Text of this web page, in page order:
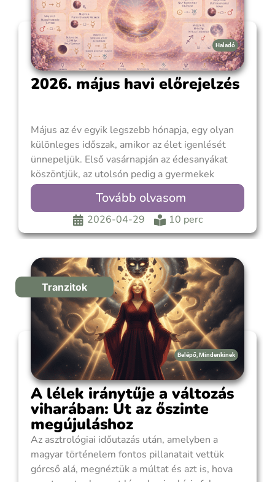
Haladó
2026. május havi előrejelzés
Május az év egyik legszebb hónapja, egy olyan
különleges időszak, amikor az élet igenlését
ünnepeljük. Első vasárnapján az édesanyákat
köszöntjük, az utolsón pedig a gyermekek
őszinte öröme tölti meg a napjainkat. Az idei
május nem igazán halkan érkezik, ugyanis egy
rendkívül intenzív Skorpió Teliholddal indítunk,
ami azonnal a mélyvízbe
Tovább olvasom
2026-04-29 10 perc
Tranzitok
Belépő Mindenkinek
A lélek iránytűje a változás
viharában: Út az őszinte
megújuláshoz
Az asztrológiai időutazás után, amelyben a
magyar történelem fontos pillanatait vettük
górcső alá, megnéztük a múltat és azt is, hova